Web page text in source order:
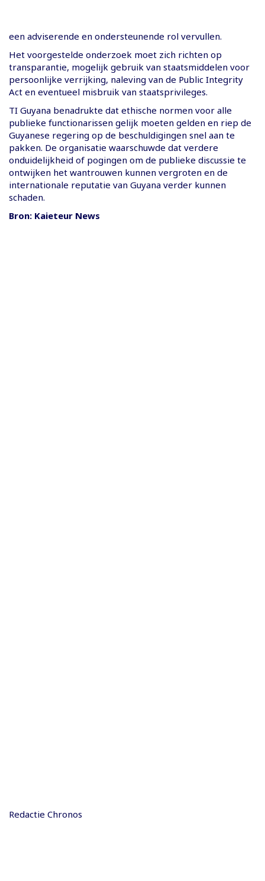
een adviserende en ondersteunende rol vervullen.
Het voorgestelde onderzoek moet zich richten op
transparantie, mogelijk gebruik van staatsmiddelen voor
persoonlijke verrijking, naleving van de Public Integrity
Act en eventueel misbruik van staatsprivileges.
TI Guyana benadrukte dat ethische normen voor alle
publieke functionarissen gelijk moeten gelden en riep de
Guyanese regering op de beschuldigingen snel aan te
pakken. De organisatie waarschuwde dat verdere
onduidelijkheid of pogingen om de publieke discussie te
ontwijken het wantrouwen kunnen vergroten en de
internationale reputatie van Guyana verder kunnen
schaden.
Bron: Kaieteur News
Redactie Chronos